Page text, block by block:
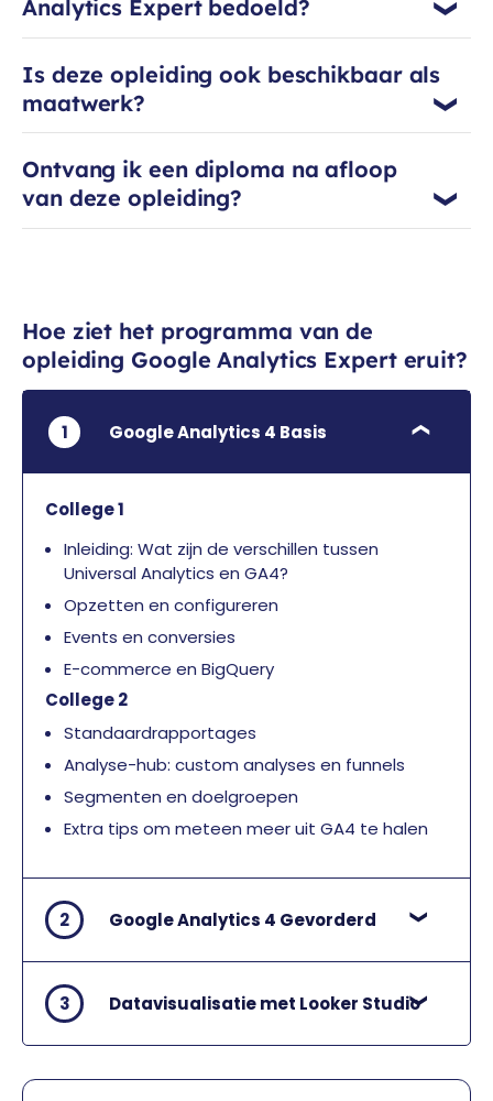
zorgt dat cursisten na de training
wordt Arjen blij van sport, lekker eten
en festivals.
Analytics Expert bedoeld?
Is deze opleiding ook beschikbaar als
maatwerk?
Ontvang ik een diploma na afloop
van deze opleiding?
Hoe ziet het programma van de
opleiding Google Analytics Expert eruit?
1 Google Analytics 4 Basis
College 1
Inleiding: Wat zijn de verschillen tussen
Universal Analytics en GA4?
Opzetten en configureren
Events en conversies
E-commerce en BigQuery
College 2
Standaardrapportages
Analyse-hub: custom analyses en funnels
Segmenten en doelgroepen
Extra tips om meteen meer uit GA4 te halen
2 Google Analytics 4 Gevorderd
3 Datavisualisatie met Looker Studio